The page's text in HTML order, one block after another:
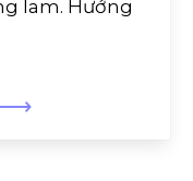
lam. Hướng
⟶